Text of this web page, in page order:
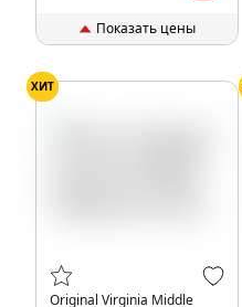
Показать цены
ХИТ
Original Virginia Middle